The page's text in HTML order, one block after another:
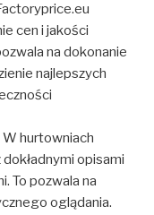
cen i jakości
na dokonanie
najlepszych
W hurtowniach
opisami
To pozwala na
oglądania.